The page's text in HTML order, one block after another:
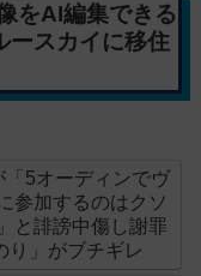
をAI編集できる
スカイに移住
「5オーディンでヴ
参加するのはクソ
と誹謗中傷し謝罪
り」がブチギレ